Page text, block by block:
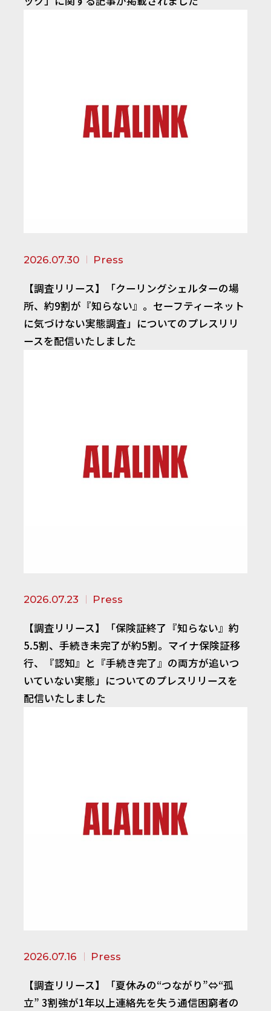
2026.07.30 Press
【調査リリース】「クーリングシェルターの場
所、約9割が『知らない』。セーフティーネット
に気づけない実態調査」についてのプレスリリ
ースを配信いたしました
2026.07.23 Press
【調査リリース】「保険証終了『知らない』約
5.5割、手続き未完了が約5割。マイナ保険証移
行、『認知』と『手続き完了』の両方が追いつ
いていない実態」についてのプレスリリースを
配信いたしました
2026.07.16 Press
【調査リリース】「夏休みの“つながり”⇔“孤
立” 3割強が1年以上連絡先を失う通信困窮者の